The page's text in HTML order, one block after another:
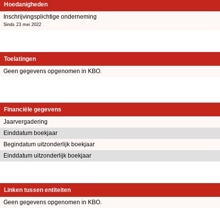
Hoedanigheden
Inschrijvingsplichtige onderneming
Sinds 23 mei 2022
Toelatingen
Geen gegevens opgenomen in KBO.
Financiële gegevens
Jaarvergadering
Einddatum boekjaar
Begindatum uitzonderlijk boekjaar
Einddatum uitzonderlijk boekjaar
Linken tussen entiteiten
Geen gegevens opgenomen in KBO.